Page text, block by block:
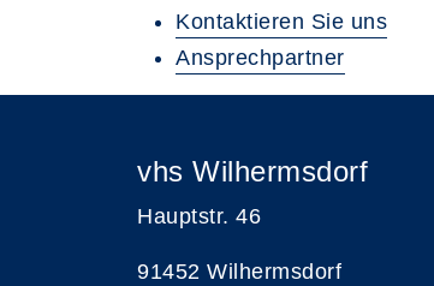
Kontaktieren Sie uns
Ansprechpartner
vhs Wilhermsdorf
Hauptstr. 46
91452 Wilhermsdorf